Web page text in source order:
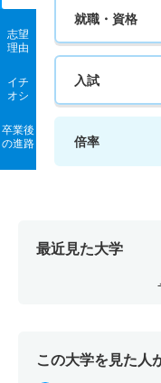
志望
理由
イチ
オシ
卒業後
の進路
就職・資格
入試
倍率
最近見た大学
この大学を見た人